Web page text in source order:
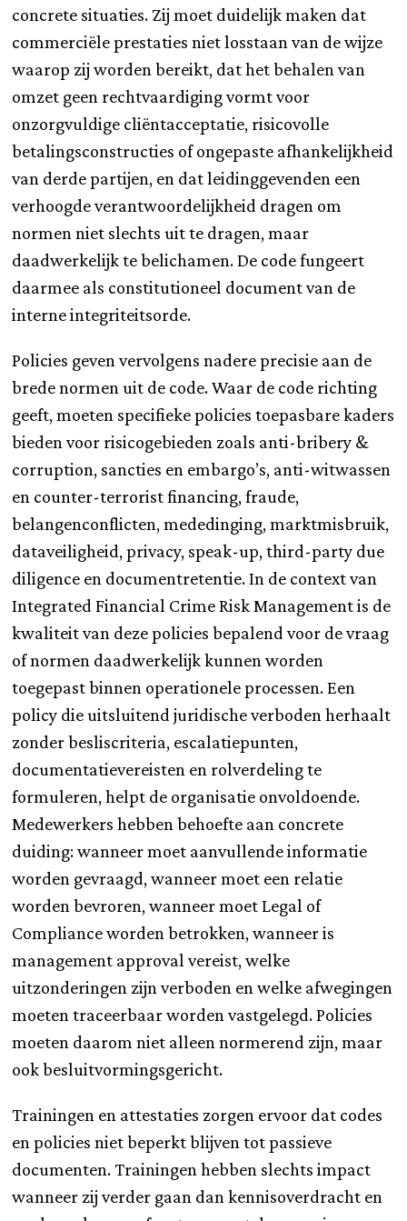
concrete situaties. Zij moet duidelijk maken dat
commerciële prestaties niet losstaan van de wijze
waarop zij worden bereikt, dat het behalen van
omzet geen rechtvaardiging vormt voor
onzorgvuldige cliëntacceptatie, risicovolle
betalingsconstructies of ongepaste afhankelijkheid
van derde partijen, en dat leidinggevenden een
verhoogde verantwoordelijkheid dragen om
normen niet slechts uit te dragen, maar
daadwerkelijk te belichamen. De code fungeert
daarmee als constitutioneel document van de
interne integriteitsorde.
Policies geven vervolgens nadere precisie aan de
brede normen uit de code. Waar de code richting
geeft, moeten specifieke policies toepasbare kaders
bieden voor risicogebieden zoals anti-bribery &
corruption, sancties en embargo’s, anti-witwassen
en counter-terrorist financing, fraude,
belangenconflicten, mededinging, marktmisbruik,
dataveiligheid, privacy, speak-up, third-party due
diligence en documentretentie. In de context van
Integrated Financial Crime Risk Management is de
kwaliteit van deze policies bepalend voor de vraag
of normen daadwerkelijk kunnen worden
toegepast binnen operationele processen. Een
policy die uitsluitend juridische verboden herhaalt
zonder besliscriteria, escalatiepunten,
documentatievereisten en rolverdeling te
formuleren, helpt de organisatie onvoldoende.
Medewerkers hebben behoefte aan concrete
duiding: wanneer moet aanvullende informatie
worden gevraagd, wanneer moet een relatie
worden bevroren, wanneer moet Legal of
Compliance worden betrokken, wanneer is
management approval vereist, welke
uitzonderingen zijn verboden en welke afwegingen
moeten traceerbaar worden vastgelegd. Policies
moeten daarom niet alleen normerend zijn, maar
ook besluitvormingsgericht.
Trainingen en attestaties zorgen ervoor dat codes
en policies niet beperkt blijven tot passieve
documenten. Trainingen hebben slechts impact
wanneer zij verder gaan dan kennisoverdracht en